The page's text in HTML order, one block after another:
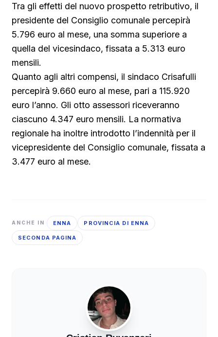
Tra gli effetti del nuovo prospetto retributivo, il
presidente del Consiglio comunale percepirà
5.796 euro al mese, una somma superiore a
quella del vicesindaco, fissata a 5.313 euro
mensili.
Quanto agli altri compensi, il sindaco Crisafulli
percepirà 9.660 euro al mese, pari a 115.920
euro l’anno. Gli otto assessori riceveranno
ciascuno 4.347 euro mensili. La normativa
regionale ha inoltre introdotto l’indennità per il
vicepresidente del Consiglio comunale, fissata a
3.477 euro al mese.
ANCHE IN ENNA PROVINCIA DI ENNA
SECONDA PAGINA